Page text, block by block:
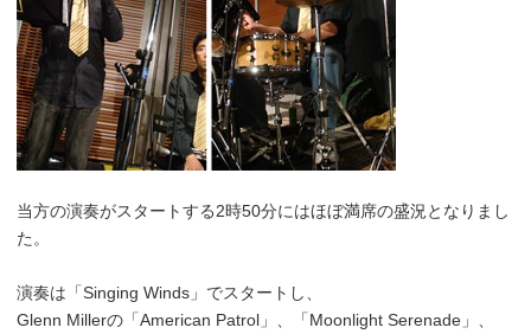
当方の演奏がスタートする2時50分にはほぼ満席の盛況となりまし
た。
演奏は「Singing Winds」でスタートし、
Glenn Millerの「American Patrol」、「Moonlight Serenade」、